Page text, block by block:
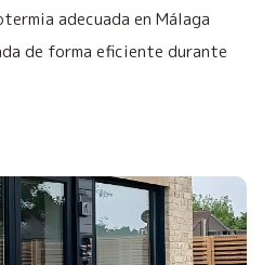
adecuada en Málaga
de forma eficiente durante